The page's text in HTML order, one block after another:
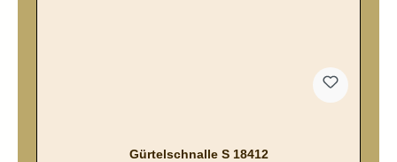
Gürtelschnalle S 18412